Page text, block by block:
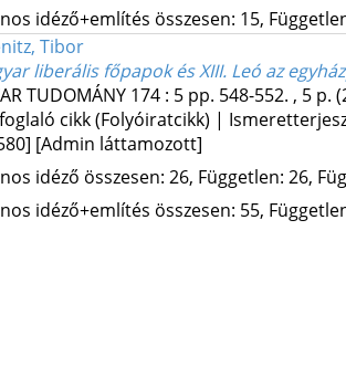
idéző+említés összesen: 15,
Tibor
liberális főpapok és XIII. Leó az
TUDOMÁNY 174: 5 pp. 548-552. , 5 p.
cikk (Folyóiratcikk) |
[Admin láttamozott]
idéző összesen: 26, Független: 26,
idéző+említés összesen: 55,